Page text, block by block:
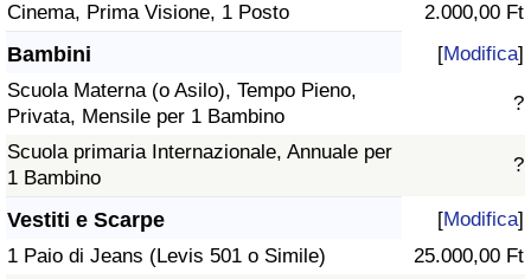
Cinema, Prima Visione, 1 Posto 2.000,00 Ft
Bambini [Modifica]
Scuola Materna (o Asilo), Tempo Pieno,
Privata, Mensile per 1 Bambino
?
Scuola primaria Internazionale, Annuale per
1 Bambino
?
Vestiti e Scarpe [Modifica]
1 Paio di Jeans (Levis 501 o Simile)
25.000,00 Ft